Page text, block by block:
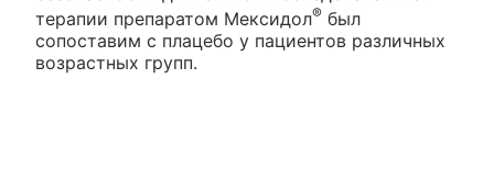
терапии препаратом Мексидол® был
сопоставим с плацебо у пациентов различных
возрастных групп.